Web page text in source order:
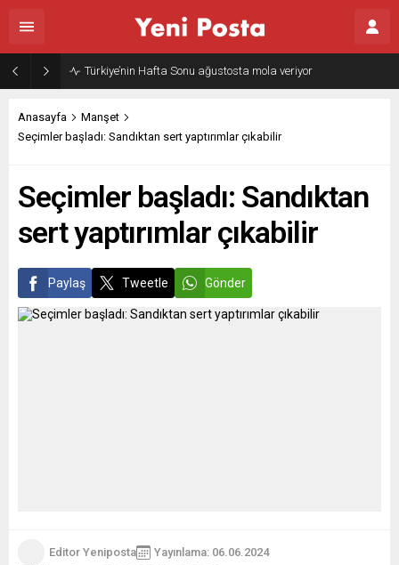
Gazze’nin geleceği: Teknokratik kontrol mü, kolonializm mi?
Anasayfa
Manşet
Seçimler başladı: Sandıktan sert yaptırımlar çıkabilir
Seçimler başladı: Sandıktan
sert yaptırımlar çıkabilir
Paylaş Tweetle Gönder
Editor Yeniposta
Yayınlama: 06.06.2024